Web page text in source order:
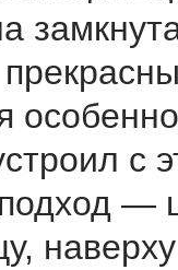
с
—